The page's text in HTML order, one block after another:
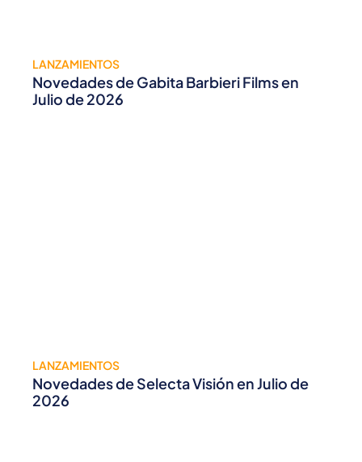
LANZAMIENTOS
Novedades de Gabita Barbieri Films en
Julio de 2026
LANZAMIENTOS
Novedades de Selecta Visión en Julio de
2026